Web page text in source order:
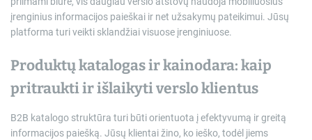
įrenginius informacijos paieškai ir net užsakymų pateikimui. Jūsų
platforma turi veikti sklandžiai visuose įrenginiuose.
Produktų katalogas ir kainodara: kaip
pritraukti ir išlaikyti verslo klientus
B2B katalogo struktūra turi būti orientuota į efektyvumą ir greitą
informacijos paiešką. Jūsų klientai žino, ko ieško, todėl jiems